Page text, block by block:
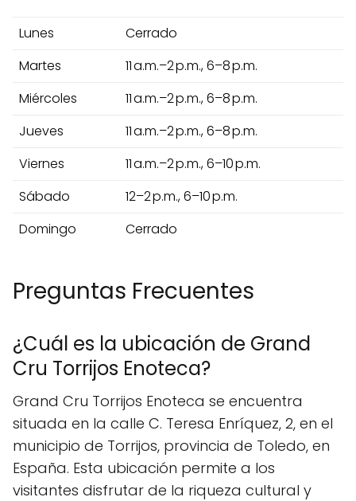
Lunes
Cerrado
Martes
11 a.m.–2 p.m., 6–8 p.m.
Miércoles
11 a.m.–2 p.m., 6–8 p.m.
Jueves
11 a.m.–2 p.m., 6–8 p.m.
Viernes
11 a.m.–2 p.m., 6–10 p.m.
Sábado
12–2 p.m., 6–10 p.m.
Domingo
Cerrado
Preguntas Frecuentes
¿Cuál es la ubicación de Grand
Cru Torrijos Enoteca?
Grand Cru Torrijos Enoteca se encuentra
situada en la calle C. Teresa Enríquez, 2, en el
municipio de Torrijos, provincia de Toledo, en
España. Esta ubicación permite a los
visitantes disfrutar de la riqueza cultural y